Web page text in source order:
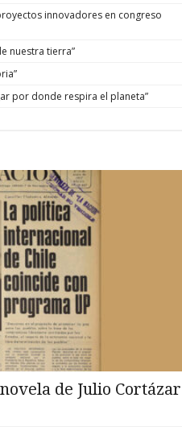
innovadores en congreso
nuestra tierra”
por donde respira el planeta”
de Julio Cortázar